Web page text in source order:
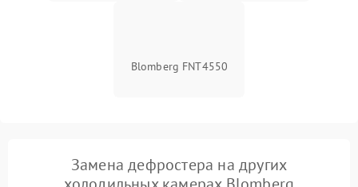
Blomberg FNT4550
Замена дефростера на других